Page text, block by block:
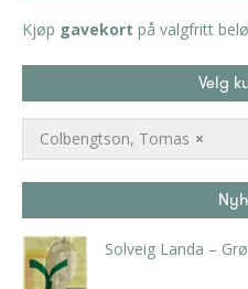
Kjøp gavekort på valgfritt
Velg
×
Colbengtson, Tomas
Solveig Landa –